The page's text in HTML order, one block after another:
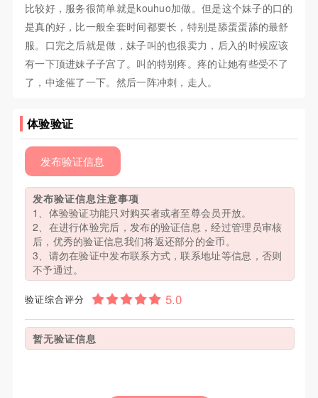
比较好，服务很简单就是kouhuo加做。但是这个妹子的口的
是真的好，比一般全套时间都要长，特别是舔蛋蛋舔的最舒
服。口完之后就是做，妹子叫的也很卖力，后入的时候应该
有一下顶进妹子子宫了。叫的特别疼。疼的让她有些受不了
了，中途催了一下。然后一阵冲刺，走人。
体验验证
发布验证信息
发布验证信息注意事项
1、体验验证功能只对购买者或者至尊会员开放。
2、在进行体验完后，发布的验证信息，经过管理员审核
后，优秀的验证信息我们将返还部分的金币。
3、请勿在验证中发布联系方式，联系地址等信息，否则
不予通过。
验证综合评分
暂无验证信息